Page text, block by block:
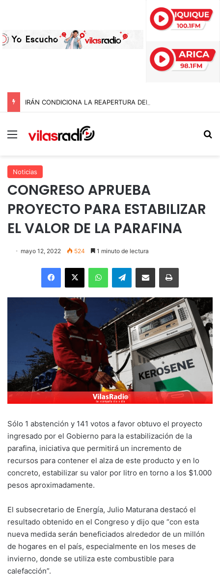
Menú
Noticias
CONGRESO APRUEBA
PROYECTO PARA ESTABILIZAR
EL VALOR DE LA PARAFINA
mayo 12, 2022 524 1 minuto de lectura
Facebook
X WhatsAppTelegramEnviar vía email Imprimir
Sólo 1 abstención y 141 votos a favor obtuvo el proyecto
ingresado por el Gobierno para la estabilización de la
parafina, iniciativa que permitirá un incremento de
recursos para contener el alza de este producto y en lo
concreto, estabilizar su valor por litro en torno a los $1.000
pesos aproximadamente.
El subsecretario de Energía, Julio Maturana destacó el
resultado obtenido en el Congreso y dijo que “con esta
nueva medida serán beneficiados alrededor de un millón
de hogares en el país, especialmente en los meses de
invierno, donde se utiliza este combustible para
calefacción”.